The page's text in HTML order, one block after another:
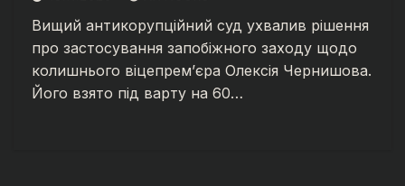
Вищий антикорупційний суд ухвалив рішення
про застосування запобіжного заходу щодо
колишнього віцепрем’єра Олексія Чернишова.
Його взято під варту на 60…